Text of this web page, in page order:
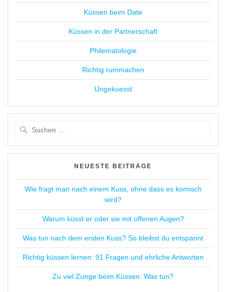
Küssen beim Date
Küssen in der Partnerschaft
Philematologie
Richtig rummachen
Ungekuesst
NEUESTE BEITRÄGE
Wie fragt man nach einem Kuss, ohne dass es komisch
wird?
Warum küsst er oder sie mit offenen Augen?
Was tun nach dem ersten Kuss? So bleibst du entspannt
Richtig küssen lernen: 91 Fragen und ehrliche Antworten
Zu viel Zunge beim Küssen: Was tun?